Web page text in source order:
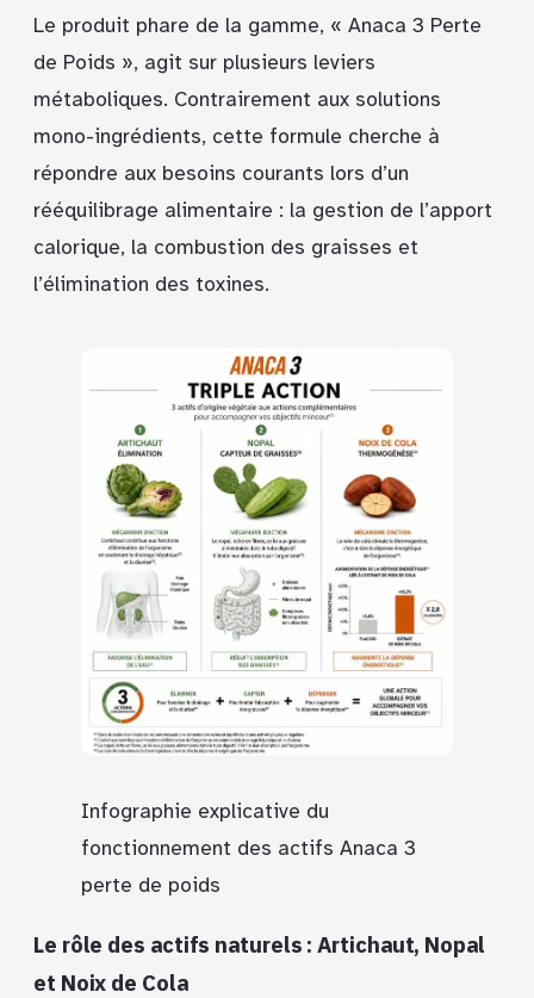
Le produit phare de la gamme, « Anaca 3 Perte
de Poids », agit sur plusieurs leviers
métaboliques. Contrairement aux solutions
mono-ingrédients, cette formule cherche à
répondre aux besoins courants lors d’un
rééquilibrage alimentaire : la gestion de l’apport
calorique, la combustion des graisses et
l’élimination des toxines.
Infographie explicative du
fonctionnement des actifs Anaca 3
perte de poids
Le rôle des actifs naturels : Artichaut, Nopal
et Noix de Cola